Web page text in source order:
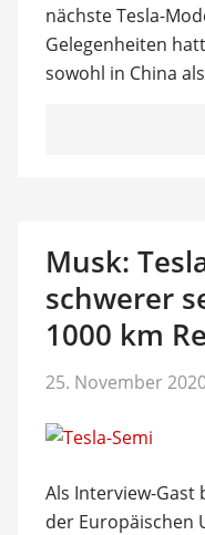
nächste Tesla-
Gelegenheiten
sowohl in China
Musk:
schwerer
1000 km
25. November
Als Interview-Gast
der Europäischen